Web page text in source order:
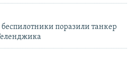
поразили танкер